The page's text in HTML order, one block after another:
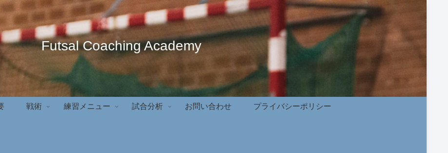
Futsal Coaching Academy
戦術 練習メニュー 試合分析 お問い合わせ プライバシーポリシー